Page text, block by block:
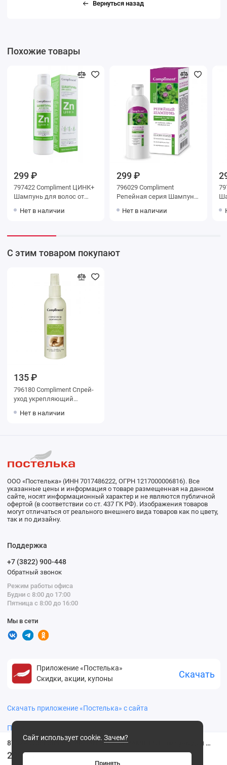
875245 Compliment ARGAN OIL & CERAMIDES Шампунь для сухих и ослабленных волос, 400мл
299 .00 ₽
Вернуться назад
Похожие товары
299 ₽
797422 Compliment ЦИНК+
Шампунь для волос от
Нет в наличии
299 ₽
796029 Compliment
Репейная серия Шампунь
выпадения волос 200 мл
Нет в наличии
С этим товаром покупают
135 ₽
796180 Compliment Спрей-
уход укрепляющий
волос для тонких,
Нет в наличии
Сайт использует cookie. Зачем?
Принять
ООО «Постелька» (ИНН 7017486222, ОГРН 1217000006816). Все
указанные цены и информация о товаре размещенная на данном
сайте, носят информационный характер и не являются публичной
офертой (в соответствии со ст. 437 ГК РФ). Изображения товаров
могут отличаться от реального внешнего вида товаров как по цвету,
так и по дизайну.
Поддержка
+7 (3822) 900-448
Обратный звонок
Режим работы офиса
Будни с 8:00 до 17:00
Пятница с 8:00 до 16:00
Мы в сети
Приложение «Постелька»
Скидки, акции, купоны
Скачать
Скачать приложение «Постелька» с сайта
Политика конфиденциальности